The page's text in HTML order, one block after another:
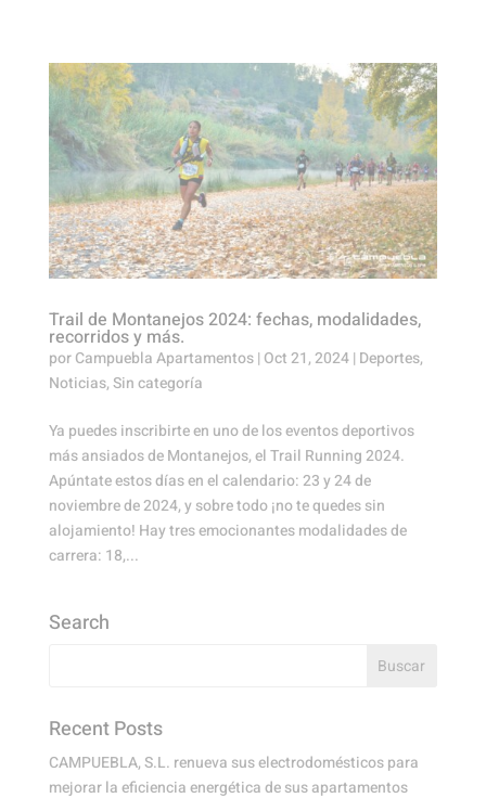
Trail de Montanejos 2024: fechas, modalidades,
recorridos y más.
porCampuebla Apartamentos| Oct 21, 2024| Deportes,
Noticias,Sin categoría
Ya puedes inscribirte en uno de los eventos deportivos
más ansiados de Montanejos, el Trail Running 2024.
Apúntate estos días en el calendario: 23 y 24 de
noviembre de 2024, y sobre todo ¡no te quedes sin
alojamiento! Hay tres emocionantes modalidades de
carrera: 18,...
Search
Recent Posts
CAMPUEBLA, S.L. renueva sus electrodomésticos para
mejorar la eficiencia energética de sus apartamentos